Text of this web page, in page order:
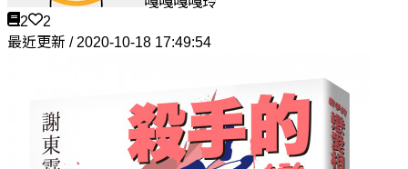
2
2
最近更新 / 2020-10-18 17:49:54